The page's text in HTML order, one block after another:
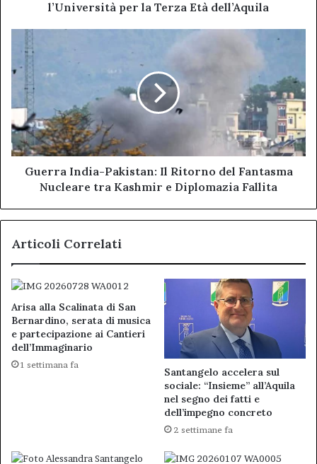
dell’Aquila
l’Università per la Terza Età dell’Aquila
Guerra
India-
Pakistan:
Ritorno
del
Fantasma
Nucleare
tra
Kashmir
Guerra India-Pakistan: Il Ritorno del Fantasma
Nucleare tra Kashmir e Diplomazia Fallita
Articoli Correlati
Arisa alla Scalinata di San
Bernardino, serata di musica
e partecipazione ai Cantieri
dell’Immaginario
1 settimana fa
Santangelo accelera sul
sociale: “Insieme” all’Aquila
nel segno dei fatti e
dell’impegno concreto
2 settimane fa